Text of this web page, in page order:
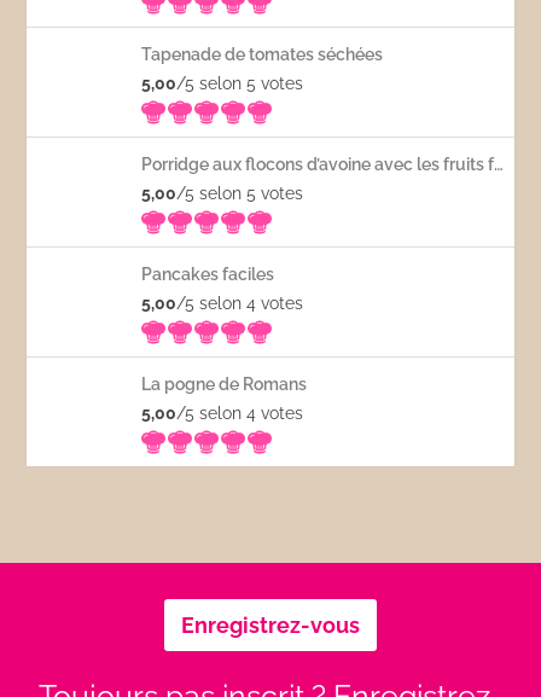
Tapenade de tomates séchées
5,00/5 selon 5votes
Porridge aux flocons d’avoine avec les fruits frais
5,00/5 selon 5votes
Pancakes faciles
5,00/5 selon 4votes
La pogne de Romans
5,00/5 selon 4votes
Enregistrez-vous